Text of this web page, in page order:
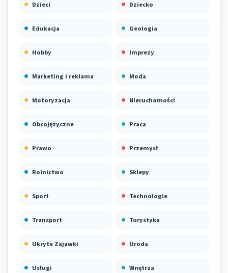
Dzieci Dziecko
Edukacja Geologia
Hobby Imprezy
Marketing i reklama Moda
Motoryzacja Nieruchomości
Obcojęzyczne Praca
Prawo Przemysł
Rolnictwo Sklepy
Sport Technologie
Transport Turystyka
Ukryte Zajawki Uroda
Usługi Wnętrza